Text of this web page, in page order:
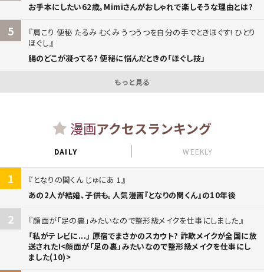
お手本にしたい62歳。Mimiさんがおしゃれで楽しそうな理由とは?
5
肩こり 便秘 たるみ むくみ うつうつを自分の手でときほぐす! ひとり
ほぐし
腸のどこが凝ってる? 便秘に悩んだときの「ほぐし技」
もっと見る
漫画アクセスランキング
DAILY WEEKLY
1
となりの関くん じゅにあ 1
あの2人が結婚、子供も。人気漫画『となりの関くん』の10年後
2
顔面が「足の裏」みたいなので整形級メイクを仕事にしました
「私がテレビに...」 原宿でまさかのスカウト? 詐欺メイクが全国に放
送された!<顔面が「足の裏」みたいなので整形級メイクを仕事にし
ました(10)>